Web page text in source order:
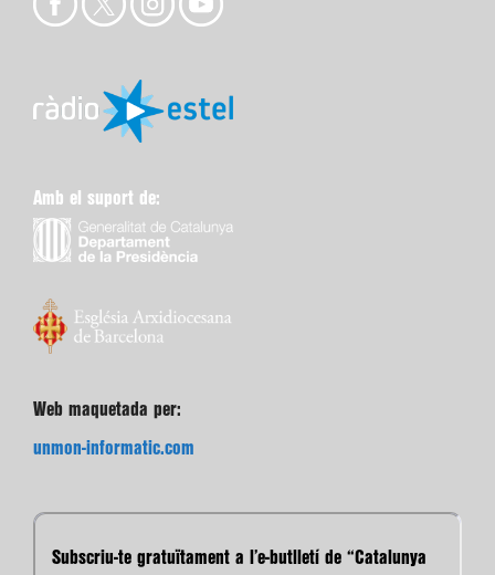
Amb el suport de:
Web maquetada per:
unmon-informatic.com
Subscriu-te gratuïtament a l’e-butlletí de “Catalunya